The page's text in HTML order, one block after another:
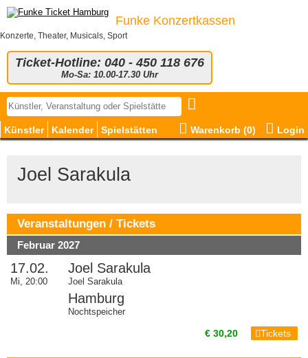
Funke Konzertkassen
Konzerte, Theater, Musicals, Sport
Ticket-Hotline: 040 - 450 118 676
Mo-Sa: 10.00-17.30 Uhr
Künstler Kalender Spielstätten Warenkorb (0) Login
Joel Sarakula
Veranstaltungen / Tickets
Februar 2027
17.02.
Mi, 20:00
Joel Sarakula
Joel Sarakula
Hamburg
Nochtspeicher
€ 30,20 Tickets